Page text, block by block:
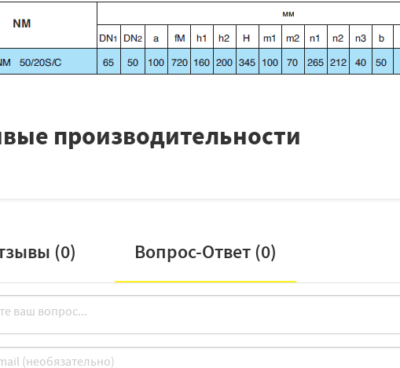
производительности
(0) Вопрос-Ответ (0)